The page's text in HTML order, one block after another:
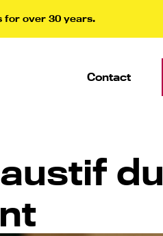
for over 30 years.
Contact
du